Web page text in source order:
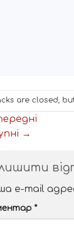
are closed,
→
e-mail
*